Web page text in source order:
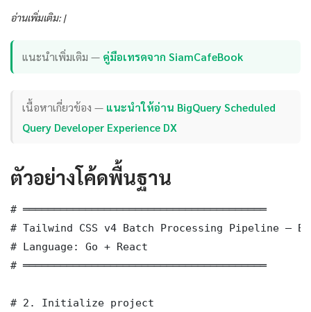
อ่านเพิ่มเติม: |
แนะนำเพิ่มเติม — คู่มือเทรดจาก SiamCafeBook
เนื้อหาเกี่ยวข้อง — แนะนำให้อ่าน BigQuery Scheduled
Query Developer Experience DX
ตัวอย่างโค้ดพื้นฐาน
# ═══════════════════════════════════════
# Tailwind CSS v4 Batch Processing Pipeline —
# Language: Go + React
# ═══════════════════════════════════════
# 2. Initialize project